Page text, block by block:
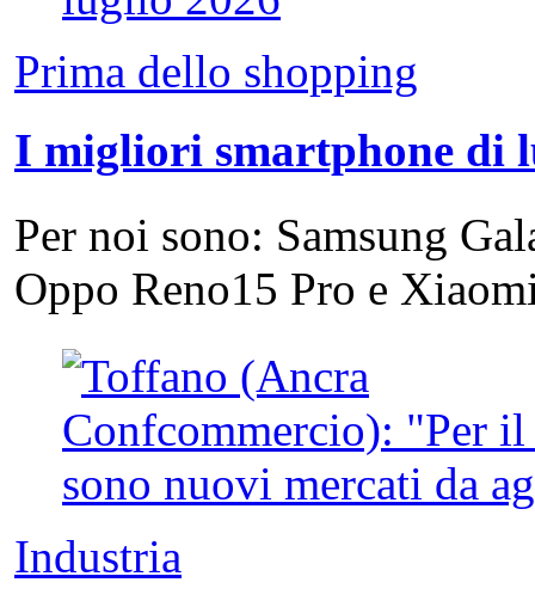
Prima dello shopping
I migliori smartphone di
Per noi sono: Samsung
Oppo Reno15 Pro e
Industria